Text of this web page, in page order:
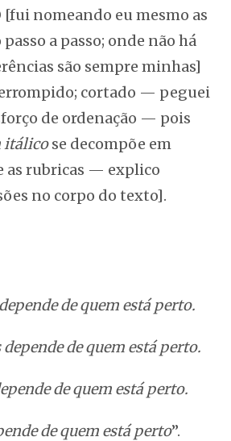
[fui nomeando eu mesmo as
a passo; onde não há
são sempre minhas]
cortado — peguei
de ordenação — pois
itálicose decompõe em
as rubricas — explico
no corpo do texto].
de quem está perto.
de quem está perto.
de quem está perto.
de quem está perto”.